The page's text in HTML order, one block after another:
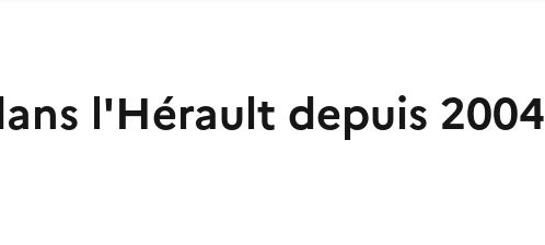
l'Hérault depuis 2004